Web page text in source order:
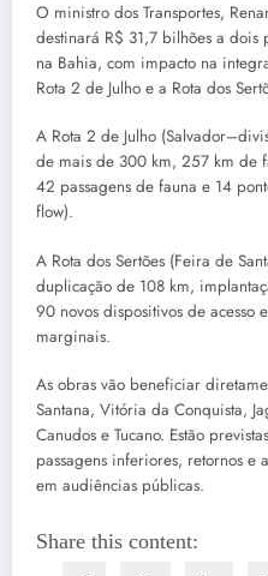
O ministro dos Transportes,
destinará R$ 31,7 bilhões a dois
na Bahia, com impacto na
Rota 2 de Julho e a Rota dos
A Rota 2 de Julho
de mais de 300 km, 257 km de
42 passagens de fauna e 14
flow).
A Rota dos Sertões (Feira de
duplicação de 108 km,
90 novos dispositivos de acesso
marginais.
As obras vão beneficiar
Santana, Vitória da Conquista,
Canudos e Tucano. Estão
passagens inferiores, retornos e
em audiências públicas.
Share this content: